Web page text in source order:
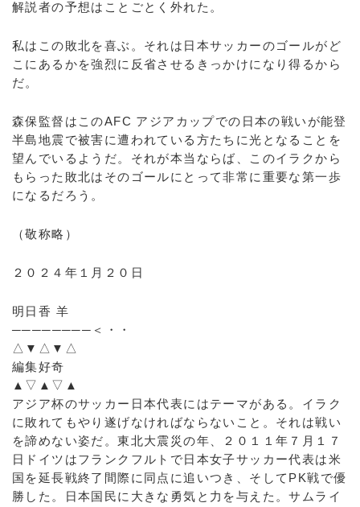
解説者の予想はことごとく外れた。
私はこの敗北を喜ぶ。それは日本サッカーのゴールがど
こにあるかを強烈に反省させるきっかけになり得るから
だ。
森保監督はこのAFC アジアカップでの日本の戦いが能登
半島地震で被害に遭われている方たちに光となることを
望んでいるようだ。それが本当ならば、このイラクから
もらった敗北はそのゴールにとって非常に重要な第一歩
になるだろう。
（敬称略）
２０２４年１月２０日
明日香 羊
────────＜・・
△▼△▼△
編集好奇
▲▽▲▽▲
アジア杯のサッカー日本代表にはテーマがある。イラク
に敗れてもやり遂げなければならないこと。それは戦い
を諦めない姿だ。東北大震災の年、２０１１年７月１７
日ドイツはフランクフルトで日本女子サッカー代表は米
国を延長戦終了間際に同点に追いつき、そしてPK戦で優
勝した。日本国民に大きな勇気と力を与えた。サムライ